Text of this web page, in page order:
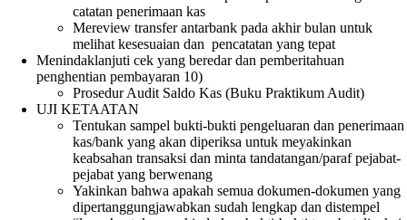
catatan penerimaan kas
Mereview transfer antarbank pada akhir bulan untuk
melihat kesesuaian dan pencatatan yang tepat
Menindaklanjuti cek yang beredar dan pemberitahuan
penghentian pembayaran 10)
Prosedur Audit Saldo Kas (Buku Praktikum Audit)
UJI KETAATAN
Tentukan sampel bukti-bukti pengeluaran dan penerimaan
kas/bank yang akan diperiksa untuk meyakinkan
keabsahan transaksi dan minta tandatangan/paraf pejabat-
pejabat yang berwenang
Yakinkan bahwa apakah semua dokumen-dokumen yang
dipertanggungjawabkan sudah lengkap dan distempel